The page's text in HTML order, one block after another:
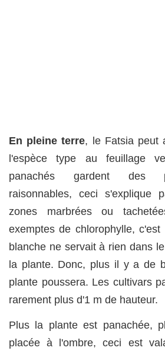
En pleine terre, le Fatsia peut
l'espèce type au feuillage
panachés gardent des
raisonnables, ceci
zones marbrées ou
exemptes de chlorophylle,
blanche ne servait à rien dans
la plante. Donc, plus il y a de
plante poussera. Les cultivars
rarement plus d'1 m de hauteur.
Plus la plante est panachée,
placée à l'ombre, ceci est